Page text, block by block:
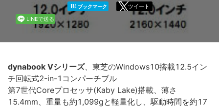
B! ブックマーク
ツイート
LINEで送る
dynabook Vシリーズ、東芝のWindows10搭載12.5イン
チ回転式2-in-1コンパーチブル
第7世代Coreプロセッサ(Kaby Lake)搭載、薄さ
15.4mm、重量も約1,099gと軽量化し、駆動時間を約17